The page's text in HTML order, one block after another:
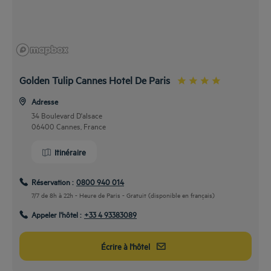
Golden Tulip Cannes Hotel De Paris
Adresse
34 Boulevard D'alsace
06400 Cannes, France
Itinéraire
Réservation : 0800 940 014
7/7 de 8h à 22h - Heure de Paris - Gratuit (disponible en français)
Appeler l'hôtel : +33 4 93383089
Écrire à l'hôtel
En voiture
Prenez la route pour nous rejoindre
En empruntant l’autoroute A8, il vous suffit de prendre la sortie 42 direction
Grasse, Le Cannet, Cannes, Mougins. Ensuite descendez le boulevard de la
République par la D6285 jusqu’au boulevard d’Alsace et puis vous nous
trouverez sur votre droite.